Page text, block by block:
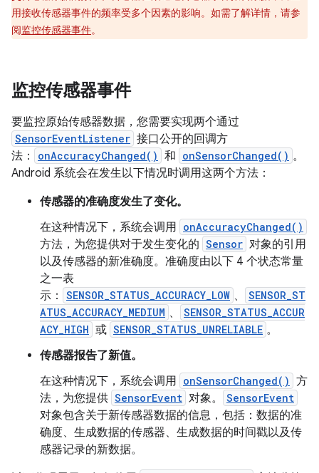
用接收传感器事件的频率受多个因素的影响。如需了解详情，请参
阅监控传感器事件。
监控传感器事件
要监控原始传感器数据，您需要实现两个通过
SensorEventListener 接口公开的回调方
法：
onAccuracyChanged() 和 onSensorChanged() 。
Android 系统会在发生以下情况时调用这两个方法：
传感器的准确度发生了变化。
在这种情况下，系统会调用 onAccuracyChanged()
方法，为您提供对于发生变化的 Sensor 对象的引用
以及传感器的新准确度。准确度由以下 4 个状态常量
之一表
示：
SENSOR_STATUS_ACCURACY_LOW 、
SENSOR_ST
ATUS_ACCURACY_MEDIUM 、
SENSOR_STATUS_ACCUR
ACY_HIGH 或 SENSOR_STATUS_UNRELIABLE 。
传感器报告了新值。
在这种情况下，系统会调用 onSensorChanged() 方
法，为您提供 SensorEvent 对象。 SensorEvent
对象包含关于新传感器数据的信息，包括：数据的准
确度、生成数据的传感器、生成数据的时间戳以及传
感器记录的新数据。